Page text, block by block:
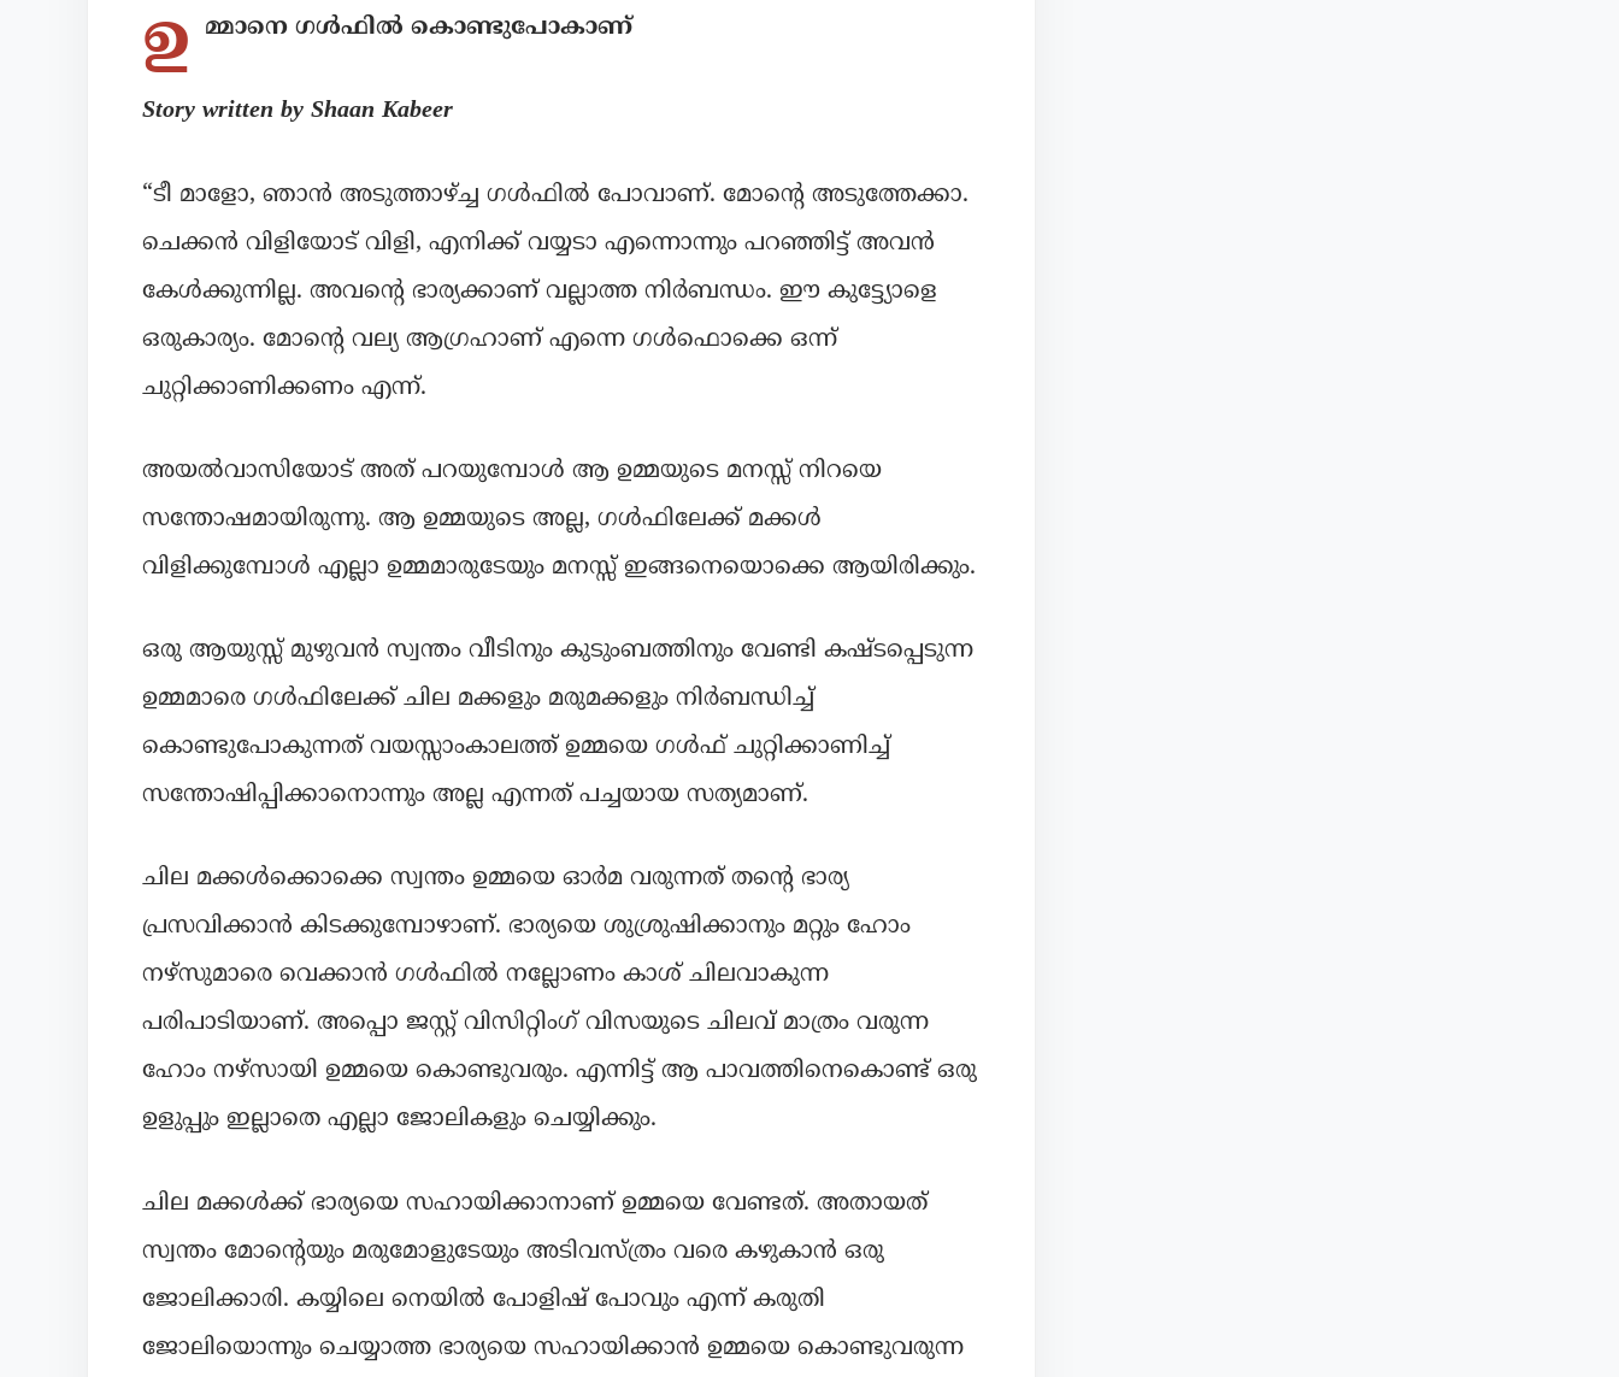
ഉ മ്മാനെ ഗൾഫിൽ കൊണ്ടുപോകാണ്‌
Story written by Shaan Kabeer
“ടീ മാളോ, ഞാൻ അടുത്താഴ്ച്ച ഗൾഫിൽ പോവാണ്. മോന്റെ അടുത്തേക്കാ.
ചെക്കൻ വിളിയോട് വിളി, എനിക്ക് വയ്യടാ എന്നൊന്നും പറഞ്ഞിട്ട് അവൻ
കേൾക്കുന്നില്ല. അവന്റെ ഭാര്യക്കാണ് വല്ലാത്ത നിർബന്ധം. ഈ കുട്ട്യോളെ
ഒരുകാര്യം. മോന്റെ വല്യ ആഗ്രഹാണ് എന്നെ ഗൾഫൊക്കെ ഒന്ന്
ചുറ്റിക്കാണിക്കണം എന്ന്.
അയൽവാസിയോട് അത് പറയുമ്പോൾ ആ ഉമ്മയുടെ മനസ്സ് നിറയെ
സന്തോഷമായിരുന്നു. ആ ഉമ്മയുടെ അല്ല, ഗൾഫിലേക്ക് മക്കൾ
വിളിക്കുമ്പോൾ എല്ലാ ഉമ്മമാരുടേയും മനസ്സ് ഇങ്ങനെയൊക്കെ ആയിരിക്കും.
ഒരു ആയുസ്സ് മുഴുവൻ സ്വന്തം വീടിനും കുടുംബത്തിനും വേണ്ടി കഷ്ടപ്പെടുന്ന
ഉമ്മമാരെ ഗൾഫിലേക്ക് ചില മക്കളും മരുമക്കളും നിർബന്ധിച്ച്
കൊണ്ടുപോകുന്നത് വയസ്സാംകാലത്ത് ഉമ്മയെ ഗൾഫ് ചുറ്റിക്കാണിച്ച്
സന്തോഷിപ്പിക്കാനൊന്നും അല്ല എന്നത് പച്ചയായ സത്യമാണ്.
ചില മക്കൾക്കൊക്കെ സ്വന്തം ഉമ്മയെ ഓർമ വരുന്നത് തന്റെ ഭാര്യ
പ്രസവിക്കാൻ കിടക്കുമ്പോഴാണ്. ഭാര്യയെ ശുശ്രുഷിക്കാനും മറ്റും ഹോം
നഴ്‌സുമാരെ വെക്കാൻ ഗൾഫിൽ നല്ലോണം കാശ് ചിലവാകുന്ന
പരിപാടിയാണ്. അപ്പൊ ജസ്റ്റ്‌ വിസിറ്റിംഗ് വിസയുടെ ചിലവ് മാത്രം വരുന്ന
ഹോം നഴ്സായി ഉമ്മയെ കൊണ്ടുവരും. എന്നിട്ട് ആ പാവത്തിനെകൊണ്ട് ഒരു
ഉളുപ്പും ഇല്ലാതെ എല്ലാ ജോലികളും ചെയ്യിക്കും.
ചില മക്കൾക്ക് ഭാര്യയെ സഹായിക്കാനാണ് ഉമ്മയെ വേണ്ടത്. അതായത്
സ്വന്തം മോന്റെയും മരുമോളുടേയും അടിവസ്ത്രം വരെ കഴുകാൻ ഒരു
ജോലിക്കാരി. കയ്യിലെ നെയിൽ പോളിഷ് പോവും എന്ന് കരുതി
ജോലിയൊന്നും ചെയ്യാത്ത ഭാര്യയെ സഹായിക്കാൻ ഉമ്മയെ കൊണ്ടുവരുന്ന